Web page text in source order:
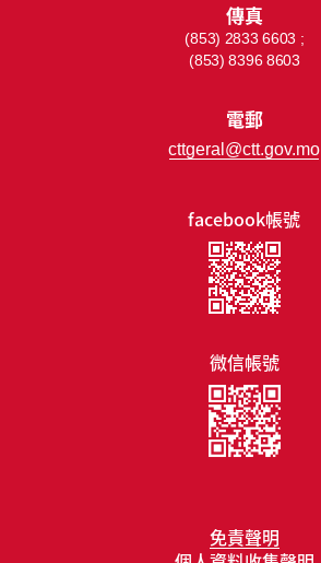
免責聲明
facebook帳號
微信帳號
傳真
(853) 2833 6603 ;
(853) 8396 8603
電郵
cttgeral@ctt.gov.mo